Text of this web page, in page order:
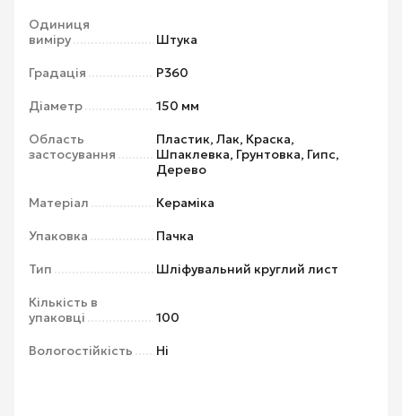
Одиниця
виміру
Штука
Градація P360
Діаметр 150 мм
Область
застосування
Пластик, Лак, Краска,
Шпаклевка, Грунтовка, Гипс,
Дерево
Матеріал Кераміка
Упаковка Пачка
Тип Шліфувальний круглий лист
Кількість в
упаковці
100
Вологостійкість Ні